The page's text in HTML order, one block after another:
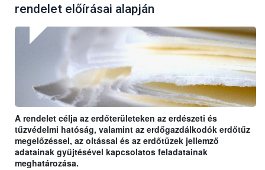
rendelet előírásai alapján
A rendelet célja az erdőterületeken az erdészeti és
tűzvédelmi hatóság, valamint az erdőgazdálkodók erdőtűz
megelőzéssel, az oltással és az erdőtüzek jellemző
adatainak gyűjtésével kapcsolatos feladatainak
meghatározása.